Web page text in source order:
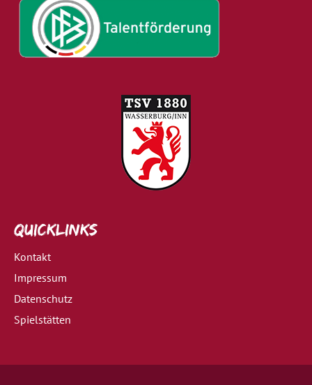
Quicklinks
Kontakt
Impressum
Datenschutz
Spielstätten